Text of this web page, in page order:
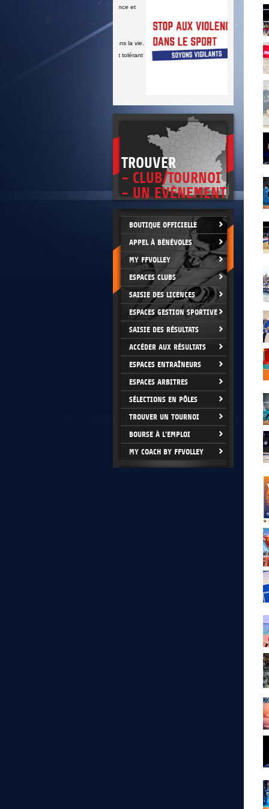
* Être loyal dans le sport et dans la vie.
TROUVER
- CLUB/TOURNOI
- UN EVÈNEMENT
BOUTIQUE OFFICIELLE
APPEL À BÉNÉVOLES
MY FFVOLLEY
ESPACES CLUBS
SAISIE DES LICENCES
ESPACES GESTION SPORTIVE
SAISIE DES RÉSULTATS
ACCÉDER AUX RÉSULTATS
ESPACES ENTRAÎNEURS
ESPACES ARBITRES
SÉLECTIONS EN PÔLES
TROUVER UN TOURNOI
BOURSE À L'EMPLOI
MY COACH BY FFVOLLEY